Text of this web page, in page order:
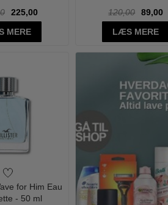
225,00
MERE
120,00
89,00
LÆS MERE
for Him Eau
- 50 ml